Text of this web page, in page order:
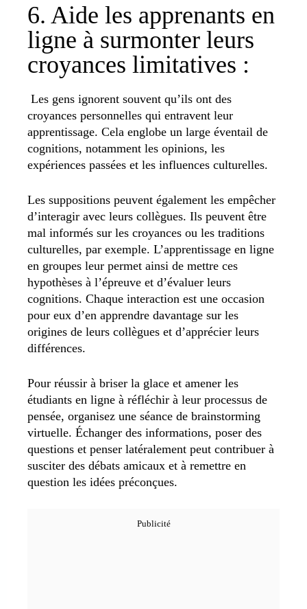
6. Aide les apprenants en
ligne à surmonter leurs
croyances limitatives :
Les gens ignorent souvent qu’ils ont des
croyances personnelles qui entravent leur
apprentissage. Cela englobe un large éventail de
cognitions, notamment les opinions, les
expériences passées et les influences culturelles.
Les suppositions peuvent également les empêcher
d’interagir avec leurs collègues. Ils peuvent être
mal informés sur les croyances ou les traditions
culturelles, par exemple. L’apprentissage en ligne
en groupes leur permet ainsi de mettre ces
hypothèses à l’épreuve et d’évaluer leurs
cognitions. Chaque interaction est une occasion
pour eux d’en apprendre davantage sur les
origines de leurs collègues et d’apprécier leurs
différences.
Pour réussir à briser la glace et amener les
étudiants en ligne à réfléchir à leur processus de
pensée, organisez une séance de brainstorming
virtuelle. Échanger des informations, poser des
questions et penser latéralement peut contribuer à
susciter des débats amicaux et à remettre en
question les idées préconçues.